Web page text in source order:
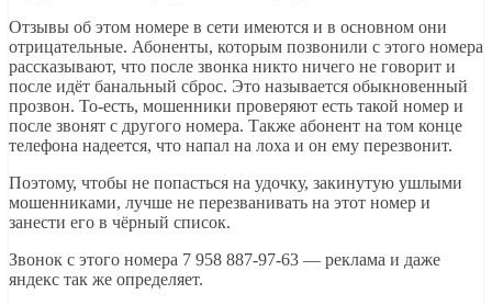
Отзывы об этом номере в сети имеются и в основном они
отрицательные. Абоненты, которым позвонили с этого номера
рассказывают, что после звонка никто ничего не говорит и
после идёт банальный сброс. Это называется обыкновенный
прозвон. То-есть, мошенники проверяют есть такой номер и
после звонят с другого номера. Также абонент на том конце
телефона надеется, что напал на лоха и он ему перезвонит.
Поэтому, чтобы не попасться на удочку, закинутую ушлыми
мошенниками, лучше не перезванивать на этот номер и
занести его в чёрный список.
Звонок с этого номера 7 958 887-97-63 — реклама и даже
яндекс так же определяет.